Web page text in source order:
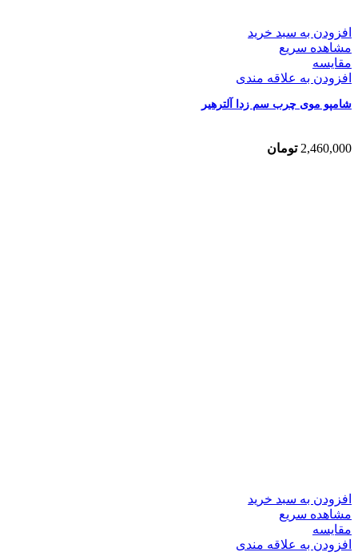
افزودن به سبد خرید
مشاهده سریع
مقایسه
افزودن به علاقه مندی
شامپو موی چرب سم زدا آلترهیر
2,460,000 تومان
افزودن به سبد خرید
مشاهده سریع
مقایسه
افزودن به علاقه مندی